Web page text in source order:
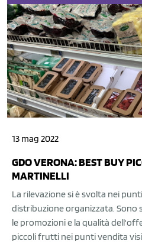
13 mag 2022
GDO VERONA: BEST BUY
MARTINELLI
La rilevazione si è svolta nei
distribuzione organizzata. Sono
le promozioni e la qualità
piccoli frutti nei punti vendita